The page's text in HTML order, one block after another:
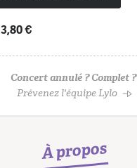
3,80 €
Concert annulé ? Complet ?
Prévenez l'équipe Lylo
À propos